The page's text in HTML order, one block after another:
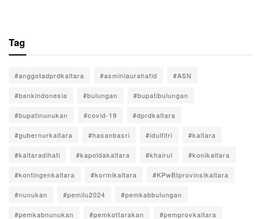
Tag
#anggotadprdkaltara #asminlaurahafid #ASN
#bankindonesia #bulungan #bupatibulungan
#bupatinunukan #covid-19 #dprdkaltara
#gubernurkaltara #hasanbasri #idulfitri #kaltara
#kaltaradihati #kapoldakaltara #khairul #konikaltara
#kontingenkaltara #kormikaltara #KPwBIprovinsikaltara
#nunukan #pemilu2024 #pemkabbulungan
#pemkabnunukan #pemkottarakan #pemprovkaltara